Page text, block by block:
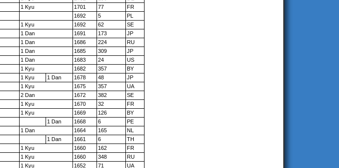
1 Kyu 1701 77
FR
1692 5
PL
1 Kyu 1692 62
SE
1 Dan 1691 173
JP
1 Dan 1686 224
RU
1 Dan 1685 309
JP
1 Dan 1683 24
US
1 Kyu 1682 357
BY
1 Kyu 1 Dan 1678 48
JP
1 Kyu 1675 357
UA
2 Dan 1672 382
SE
1 Kyu 1670 32
FR
1 Kyu 1669 126
BY
1 Dan 1668 6
PE
1 Dan 1664 165
NL
1 Dan 1661 6
TH
1 Kyu 1660 162
FR
1 Kyu 1660 348
RU
1 Kyu 1652 71
UA